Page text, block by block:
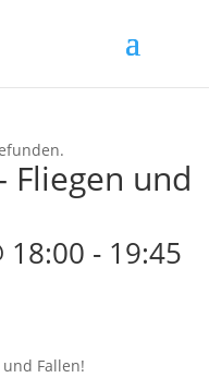
Fliegen und
18:00 - 19:45
und Fallen!